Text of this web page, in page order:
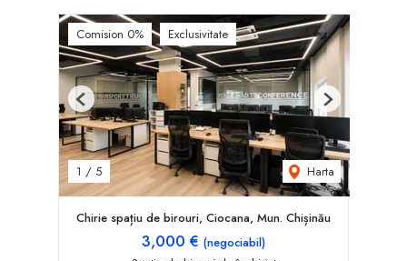
Comision 0% Exclusivitate
1 / 5 Harta
Previous Next
Chirie spațiu de birouri, Ciocana, Mun. Chișinău
3,000 € (negociabil)